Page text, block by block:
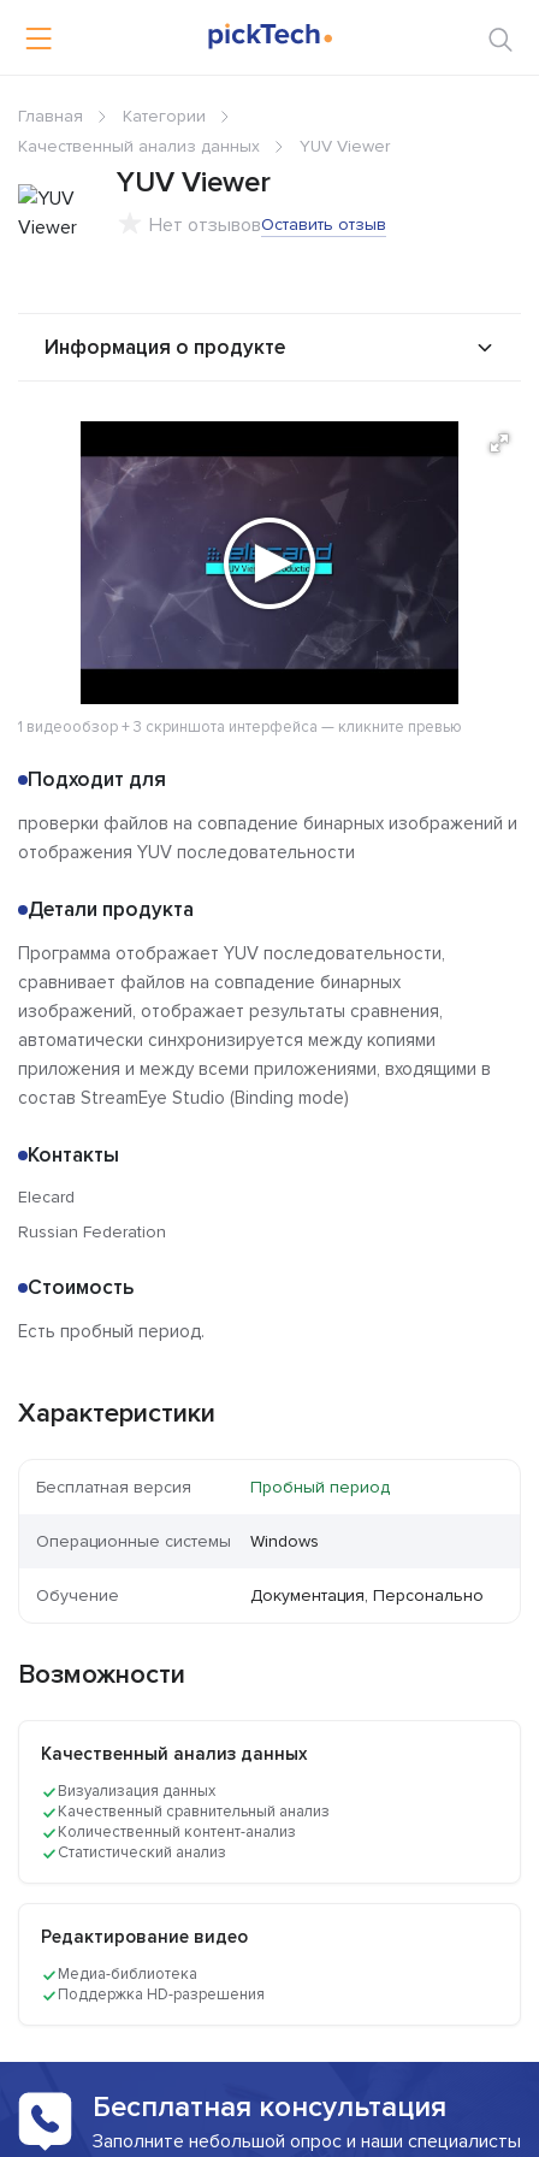
Главная
Категории
Качественный анализ данных
YUV Viewer
YUV Viewer
Нет отзывовОставить отзыв
Информация о продукте
Сравнения
1 видеообзор + 3 скриншота интерфейса — кликните превью
Подходит для
проверки файлов на совпадение бинарных изображений и
отображения YUV последовательности
Детали продукта
Программа отображает YUV последовательности,
сравнивает файлов на совпадение бинарных
изображений, отображает результаты сравнения,
автоматически синхронизируется между копиями
приложения и между всеми приложениями, входящими в
состав StreamEye Studio (Binding mode)
Контакты
Elecard
Russian Federation
Стоимость
Есть пробный период.
Характеристики
Бесплатная версия Пробный период
Операционные системы Windows
Обучение Документация, Персонально
Возможности
Качественный анализ данных
Визуализация данных
Качественный сравнительный анализ
Количественный контент-анализ
Статистический анализ
Редактирование видео
Медиа-библиотека
Поддержка HD-разрешения
Бесплатная консультация
Заполните небольшой опрос и наши специалисты